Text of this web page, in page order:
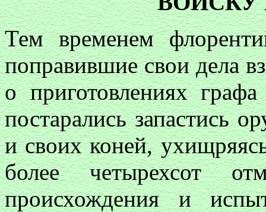
Тем временем
поправившие свои дела
о приготовлениях
постарались запастись
и своих коней,
более четырехсот
происхождения и